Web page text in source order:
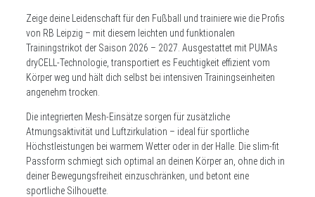
Zeige deine Leidenschaft für den Fußball und trainiere wie die Profis
von RB Leipzig – mit diesem leichten und funktionalen
Trainingstrikot der Saison 2026 – 2027. Ausgestattet mit PUMAs
dryCELL-Technologie, transportiert es Feuchtigkeit effizient vom
Körper weg und hält dich selbst bei intensiven Trainingseinheiten
angenehm trocken.
Die integrierten Mesh-Einsätze sorgen für zusätzliche
Atmungsaktivität und Luftzirkulation – ideal für sportliche
Höchstleistungen bei warmem Wetter oder in der Halle. Die slim-fit
Passform schmiegt sich optimal an deinen Körper an, ohne dich in
deiner Bewegungsfreiheit einzuschränken, und betont eine
sportliche Silhouette.